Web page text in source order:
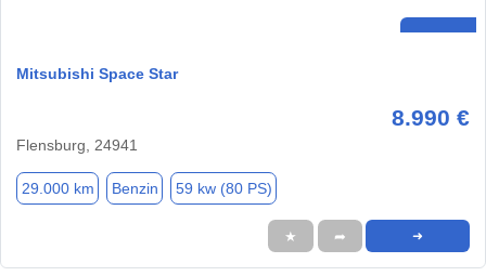
Mitsubishi Space Star
8.990 €
Flensburg, 24941
29.000 km Benzin 59 kw (80 PS)
★ ➦ ➜